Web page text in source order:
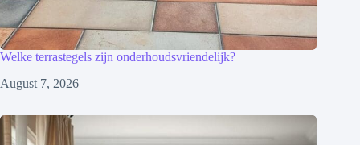
Welke terrastegels zijn onderhoudsvriendelijk?
August 7, 2026